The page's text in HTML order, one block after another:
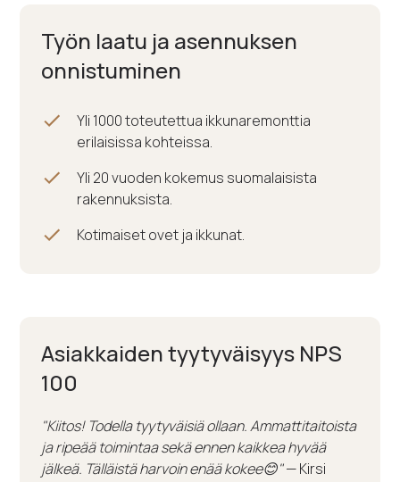
Työn laatu ja asennuksen
onnistuminen
Yli 1000 toteutettua ikkunaremonttia
erilaisissa kohteissa.
Yli 20 vuoden kokemus suomalaisista
rakennuksista.
Kotimaiset ovet ja ikkunat.
Asiakkaiden tyytyväisyys NPS
100
"Kiitos! Todella tyytyväisiä ollaan. Ammattitaitoista
ja ripeää toimintaa sekä ennen kaikkea hyvää
jälkeä. Tälläistä harvoin enää kokee😊"— Kirsi